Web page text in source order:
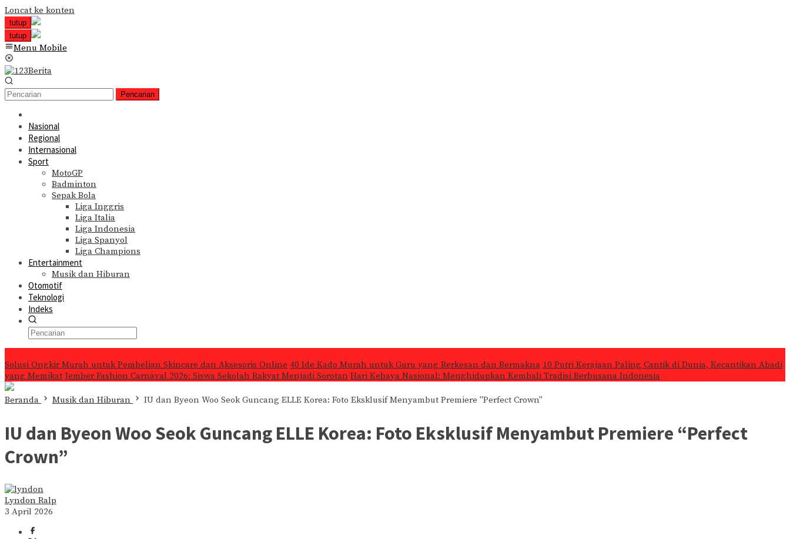
Loncat ke konten
tutup
tutup
Menu Mobile
Pencarian
Nasional
Regional
Internasional
Sport
MotoGP
Badminton
Sepak Bola
Liga Inggris
Liga Italia
Liga Indonesia
Liga Spanyol
Liga Champions
Entertainment
Musik dan Hiburan
Otomotif
Teknologi
Indeks
Solusi Ongkir Murah untuk Pembelian Skincare dan Aksesoris Online 40 Ide Kado Murah untuk Guru yang Berkesan dan Bermakna 10 Putri Kerajaan Paling Cantik di Dunia, Kecantikan Abadi
yang Memikat Jember Fashion Carnaval 2026: Siswa Sekolah Rakyat Menjadi Sorotan Hari Kebaya Nasional: Menghidupkan Kembali Tradisi Berbusana Indonesia
Beranda Musik dan Hiburan IU dan Byeon Woo Seok Guncang ELLE Korea: Foto Eksklusif Menyambut Premiere "Perfect Crown"
IU dan Byeon Woo Seok Guncang ELLE Korea: Foto Eksklusif Menyambut Premiere “Perfect
Crown”
Lyndon Ralp
3 April 2026